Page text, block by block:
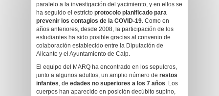
paralelo a la investigación del yacimiento, y en ellos se
ha seguido el estricto protocolo planificado para
prevenir los contagios de la COVID-19. Como en
años anteriores, desde 2008, la participación de los
estudiantes ha sido posible gracias al convenio de
colaboración establecido entre la Diputación de
Alicante y el Ayuntamiento de Calp.
El equipo del MARQ ha encontrado en los sepulcros,
junto a algunos adultos, un amplio número de restos
infantes, de edades no superiores a los 7 años. Los
cuerpos han aparecido en posición decúbito supino,